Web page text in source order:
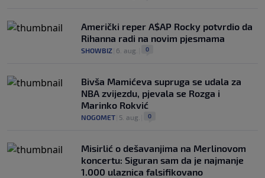
Američki reper A$AP Rocky potvrdio da
Rihanna radi na novim pjesmama
SHOWBIZ 6. aug. 0
Bivša Mamićeva supruga se udala za
NBA zvijezdu, pjevala se Rozga i
Marinko Rokvić
NOGOMET 5. aug. 0
Misirlić o dešavanjima na Merlinovom
koncertu: Siguran sam da je najmanje
1.000 ulaznica falsifikovano